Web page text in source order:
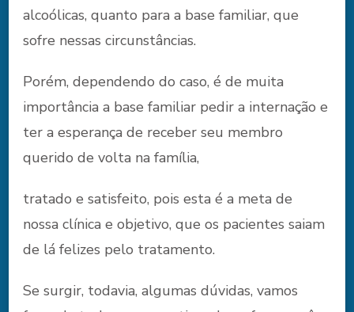
alcoólicas, quanto para a base familiar, que
sofre nessas circunstâncias.
Porém, dependendo do caso, é de muita
importância a base familiar pedir a internação e
ter a esperança de receber seu membro
querido de volta na família,
tratado e satisfeito, pois esta é a meta de
nossa clínica e objetivo, que os pacientes saiam
de lá felizes pelo tratamento.
Se surgir, todavia, algumas dúvidas, vamos